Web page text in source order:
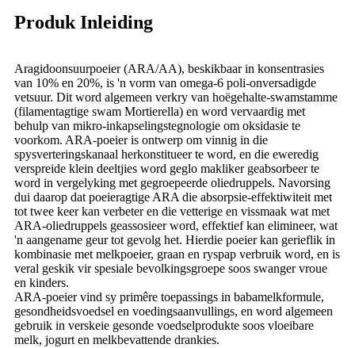
Produk Inleiding
Aragidoonsuurpoeier (ARA/AA), beskikbaar in konsentrasies
van 10% en 20%, is 'n vorm van omega-6 poli-onversadigde
vetsuur. Dit word algemeen verkry van hoëgehalte-swamstamme
(filamentagtige swam Mortierella) en word vervaardig met
behulp van mikro-inkapselingstegnologie om oksidasie te
voorkom. ARA-poeier is ontwerp om vinnig in die
spysverteringskanaal herkonstitueer te word, en die eweredig
verspreide klein deeltjies word geglo makliker geabsorbeer te
word in vergelyking met gegroepeerde oliedruppels. Navorsing
dui daarop dat poeieragtige ARA die absorpsie-effektiwiteit met
tot twee keer kan verbeter en die vetterige en vissmaak wat met
ARA-oliedruppels geassosieer word, effektief kan elimineer, wat
'n aangename geur tot gevolg het. Hierdie poeier kan gerieflik in
kombinasie met melkpoeier, graan en ryspap verbruik word, en is
veral geskik vir spesiale bevolkingsgroepe soos swanger vroue
en kinders.
ARA-poeier vind sy primêre toepassings in babamelkformule,
gesondheidsvoedsel en voedingsaanvullings, en word algemeen
gebruik in verskeie gesonde voedselprodukte soos vloeibare
melk, jogurt en melkbevattende drankies.